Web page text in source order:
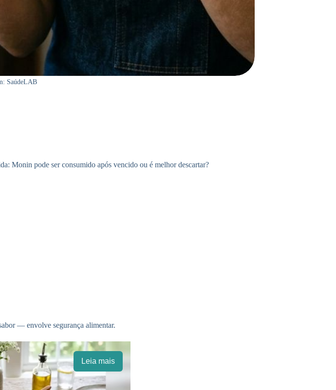
SaúdeLAB
Monin pode ser consumido após vencido ou é melhor descartar?
— envolve segurança alimentar.
Leia mais